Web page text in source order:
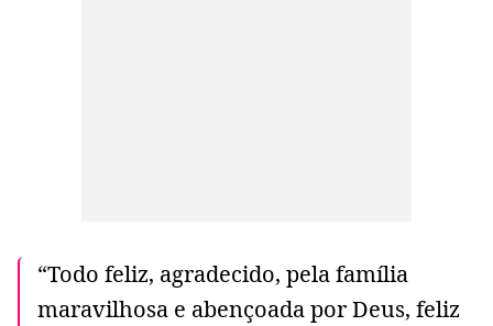
“Todo feliz, agradecido, pela família
maravilhosa e abençoada por Deus, feliz